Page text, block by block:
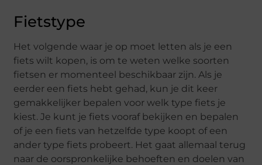
Fietstype
Het volgende waar je op moet letten als je een
fiets wilt kopen, is om te weten welke soorten
fietsen er momenteel beschikbaar zijn. Als je
eerder een fiets hebt gehad, kun je dit keer
gemakkelijker bepalen voor welk type fiets je
kiest. Je kunt je fiets vooraf bekijken en bepalen
of je een fiets van hetzelfde type koopt of een
ander type fiets probeert. Het gaat allemaal terug
naar de oorspronkelijke behoeften en doelen van